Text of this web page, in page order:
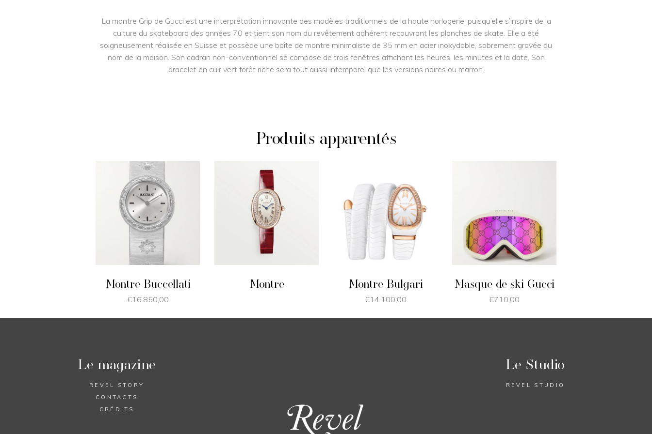
La montre Grip de Gucci est une interprétation innovante des modèles traditionnels de la haute horlogerie, puisqu’elle s’inspire de la
culture du skateboard des années 70 et tient son nom du revêtement adhérent recouvrant les planches de skate. Elle a été
soigneusement réalisée en Suisse et possède une boîte de montre minimaliste de 35 mm en acier inoxydable, sobrement gravée du
nom de la maison. Son cadran non-conventionnel se compose de trois fenêtres affichant les heures, les minutes et la date. Son
bracelet en cuir vert forêt riche sera tout aussi intemporel que les versions noires ou marron.
Produits apparentés
JE SHOPPE
Montre Buccellati
€16.850,00
JE SHOPPE
Montre
ACHETER LE
PRODUIT
Montre Bulgari
€14.100,00
JE SHOPPE
Masque de ski Gucci
€710,00
Le magazine
REVEL STORY
CONTACTS
CRÉDITS
Le Studio
REVEL STUDIO